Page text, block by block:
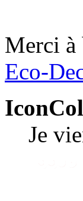
Merci à
Eco-
Je